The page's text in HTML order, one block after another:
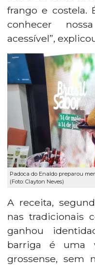
frango e costela.
conhecer
acessível”,
Padoca do Enaldo preparou
(Foto: Clayton Neves)
A receita,
nas tradicionais
ganhou
barriga é uma
grossense, sem